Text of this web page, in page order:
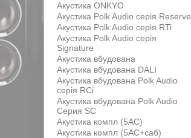
Акустика ONKYO
Акустика Polk Audio серія Reserve
Акустика Polk Audio серія RTi
Акустика Polk Audio серія
Signature
Акустика вбудована
Акустика вбудована DALI
Акустика вбудована Polk Audio
серія RCi
Акустика вбудована Polk Audio
Серия SC
Акустика компл (5АС)
Акустика компл (5АС+саб)